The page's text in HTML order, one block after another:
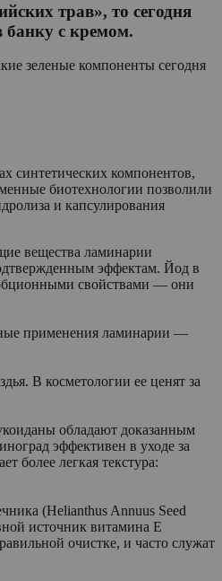
трав», то сегодня
банку с кремом.
зеленые компоненты сегодня
синтетических компонентов,
биотехнологии позволили
и капсулирования
вещества ламинарии
эффектам. Йод в
свойствами — они
применения ламинарии —
В косметологии ее ценят за
обладают доказанным
эффективен в уходе за
более легкая текстура:
(Helianthus Annuus Seed
источник витамина Е
очистке, и часто служат